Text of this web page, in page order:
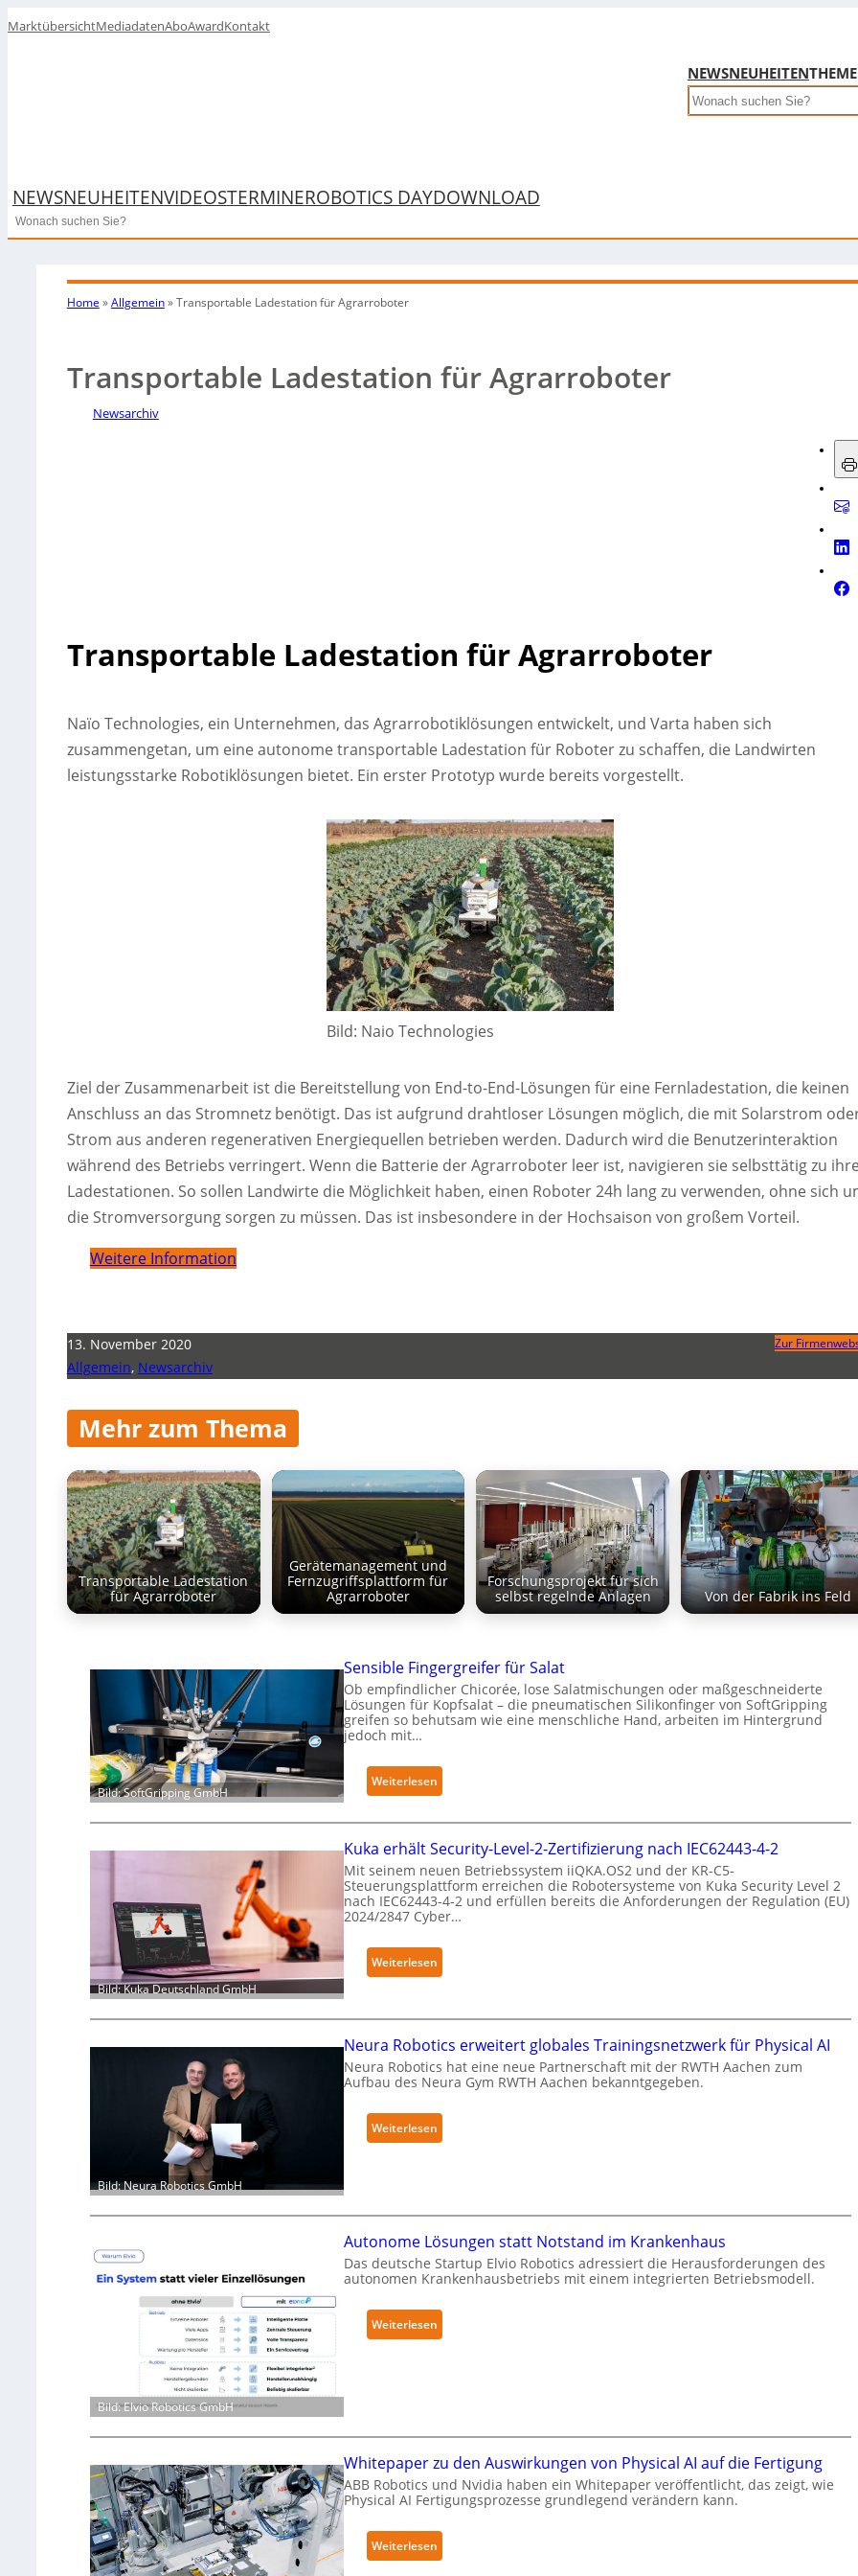
MarktübersichtMediadatenAboAwardKontakt
NEWSNEUHEITEN
Search
NEWSNEUHEITENVIDEOSTERMINEROBOTICS DAYDOWNLOAD
Search
Home »Allgemein»Transportable Ladestation für Agrarroboter
Transportable Ladestation für Agrarroboter
Newsarchiv
Transportable Ladestation für Agrarroboter
Naïo Technologies, ein Unternehmen, das Agrarrobotiklösungen entwickelt, und Varta haben sich
zusammengetan, um eine autonome transportable Ladestation für Roboter zu schaffen, die Landwirten
leistungsstarke Robotiklösungen bietet. Ein erster Prototyp wurde bereits vorgestellt.
Bild: Naio Technologies
Ziel der Zusammenarbeit ist die Bereitstellung von End-to-End-Lösungen für eine Fernladestation, die keinen
Anschluss an das Stromnetz benötigt. Das ist aufgrund drahtloser Lösungen möglich, die mit Solarstrom
Strom aus anderen regenerativen Energiequellen betrieben werden. Dadurch wird die Benutzerinteraktion
während des Betriebs verringert. Wenn die Batterie der Agrarroboter leer ist, navigieren sie selbsttätig zu
Ladestationen. So sollen Landwirte die Möglichkeit haben, einen Roboter 24h lang zu verwenden, ohne sich
die Stromversorgung sorgen zu müssen. Das ist insbesondere in der Hochsaison von großem Vorteil.
Weitere Information
13. November 2020
Allgemein, Newsarchiv
Zur
Mehr zum Thema
Transportable Ladestation
für Agrarroboter
Gerätemanagement und
Fernzugriffsplattform für
Agrarroboter
Forschungsprojekt für sich
selbst regelnde Anlagen
Von der Fabrik ins Feld
Bild: SoftGripping GmbH
Sensible Fingergreifer für Salat
Ob empfindlicher Chicorée, lose Salatmischungen oder maßgeschneiderte
Lösungen für Kopfsalat – die pneumatischen Silikonfinger von SoftGripping
greifen so behutsam wie eine menschliche Hand, arbeiten im Hintergrund
jedoch mit…
Weiterlesen:
S
e
n
i
b
l
F
i
g
e
r
g
i
ü
r
S
l
a
Bild: Kuka Deutschland GmbH
Kuka erhält Security-Level-2-Zertifizierung nach IEC62443-4-2
Mit seinem neuen Betriebssystem iiQKA.OS2 und der KR-C5-
Steuerungsplattform erreichen die Robotersysteme von Kuka Security Level 2
nach IEC62443-4-2 und erfüllen bereits die Anforderungen der Regulation (EU)
2024/2847 Cyber…
Weiterlesen:
K
k
a
e
r
l
u
r
i
y
-
-
2
-
e
r
Bild: Neura Robotics GmbH
Neura Robotics erweitert globales Trainingsnetzwerk für Physical AI
Neura Robotics hat eine neue Partnerschaft mit der RWTH Aachen zum
Aufbau des Neura Gym RWTH Aachen bekanntgegeben.
Weiterlesen:
N
R
o
b
o
t
e
i
t
e
r
Bild: Elvio Robotics GmbH
Autonome Lösungen statt Notstand im Krankenhaus
Das deutsche Startup Elvio Robotics adressiert die Herausforderungen des
autonomen Krankenhausbetriebs mit einem integrierten Betriebsmodell.
Weiterlesen:
A
m
e
L
s
u
Whitepaper zu den Auswirkungen von Physical AI auf die Fertigung
ABB Robotics und Nvidia haben ein Whitepaper veröffentlicht, das zeigt, wie
Physical AI Fertigungsprozesse grundlegend verändern kann.
Weiterlesen:
W